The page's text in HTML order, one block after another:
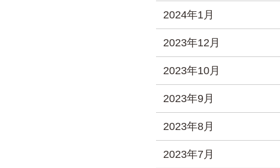
2024年1月
2023年12月
2023年10月
2023年9月
2023年8月
2023年7月